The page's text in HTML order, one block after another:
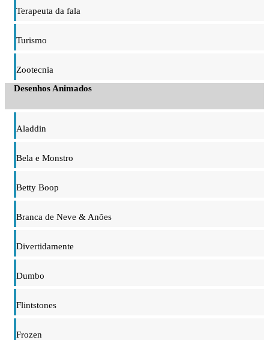
Terapeuta da fala
Turismo
Zootecnia
Desenhos Animados
Aladdin
Bela e Monstro
Betty Boop
Branca de Neve & Anões
Divertidamente
Dumbo
Flintstones
Frozen